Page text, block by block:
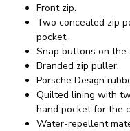
Front zip.
Two concealed zip
pocket.
Snap buttons on the
Branded zip puller.
Porsche Design
Quilted lining with
hand pocket for the
Water-repellent